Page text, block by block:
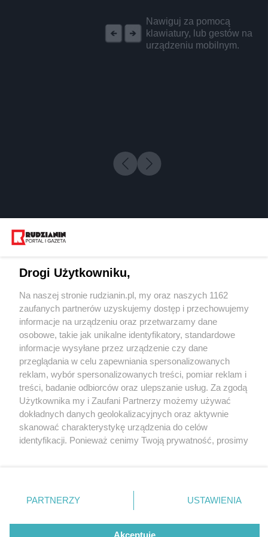
Nawiguj za pomocą
klawiatury, lub gestów na
urządzeniu mobilnym.
4 / 0
Wydawca mediów
Nie zapomnij
zapoznać się z:
polityką prywatności regulamin korzystania z portali
Twojemiasto
Piekary Śląskie
Chorzów
Tarnowskie Góry
Gliwice
Skontakuj sięz nami
Kontakt
Wydawca
Redakcja
Drogi Użytkowniku,
Na naszej stronie rudzianin.pl, my oraz naszych 1162
zaufanych partnerów uzyskujemy dostęp i przechowujemy
informacje na urządzeniu oraz przetwarzamy dane
osobowe, takie jak unikalne identyfikatory, standardowe
informacje wysyłane przez urządzenie czy dane
przeglądania w celu zapewniania spersonalizowanych
reklam, wybór spersonalizowanych treści, pomiar reklam i
treści, badanie odbiorców oraz ulepszanie usług. Za zgodą
Użytkownika my i Zaufani Partnerzy możemy używać
dokładnych danych geolokalizacyjnych oraz aktywnie
skanować charakterystykę urządzenia do celów
identyfikacji. Ponieważ cenimy Twoją prywatność, prosimy
prywatności znajdujący się w lewym dolnym rogu strony
. Niektóre rodzaje przetwarzania danych nie wymagają
zgody użytkownika, ale masz prawo sprzeciwić się
takiemu przetwarzaniu. Preferencje będą miały
PARTNERZY USTAWIENIA
Akceptuję